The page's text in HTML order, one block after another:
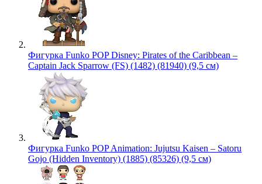
Фигурка Funko POP Disney: Pirates of the Caribbean –
Captain Jack Sparrow (FS) (1482) (81940) (9,5 см)
Фигурка Funko POP Animation: Jujutsu Kaisen – Satoru
Gojo (Hidden Inventory) (1885) (85326) (9,5 см)